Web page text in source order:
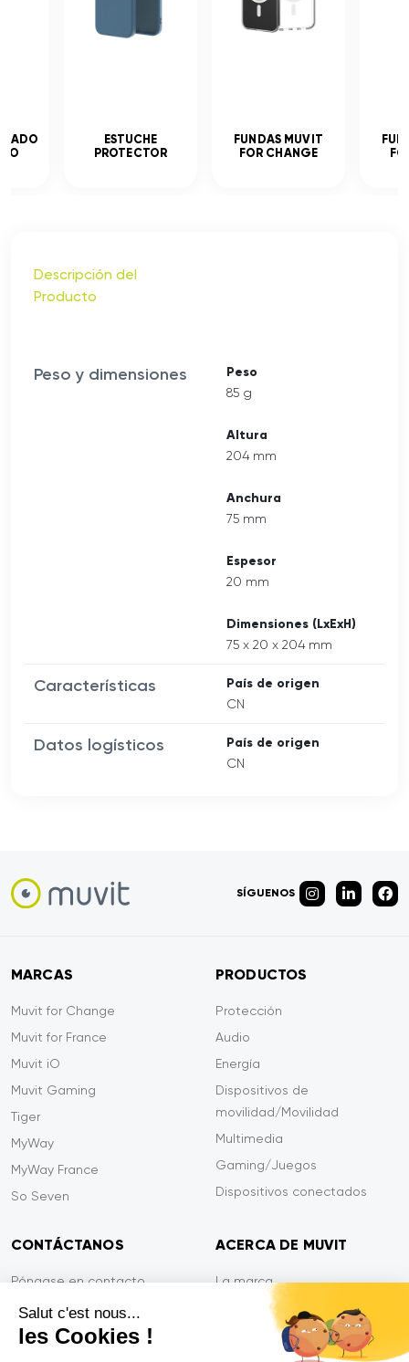
Salut c'est nous...
les Cookies !
ESTUCHE
PROTECTOR
FUNDAS MUVIT
FOR CHANGE
Descripción del
Producto
Peso y dimensiones Peso
85 g
Altura
204 mm
Anchura
75 mm
Espesor
20 mm
Dimensiones (LxExH)
75 x 20 x 204 mm
Características País de origen
CN
Datos logísticos País de origen
CN
SÍGUENOS
MARCAS
Muvit for Change
Muvit for France
Muvit iO
Muvit Gaming
Tiger
MyWay
MyWay France
So Seven
PRODUCTOS
Protección
Audio
Energía
Dispositivos de
movilidad/Movilidad
Multimedia
Gaming/Juegos
Dispositivos conectados
CONTÁCTANOS
Póngase en contacto
Pago seguro
Eficiencia en el servicio
ACERCA DE MUVIT
La marca
Sala de prensa
Privacidad